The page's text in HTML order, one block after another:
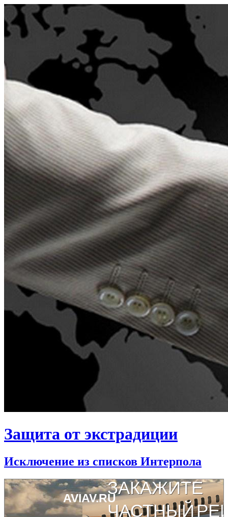
Защита от экстрадиции
Исключение из списков Интерпола